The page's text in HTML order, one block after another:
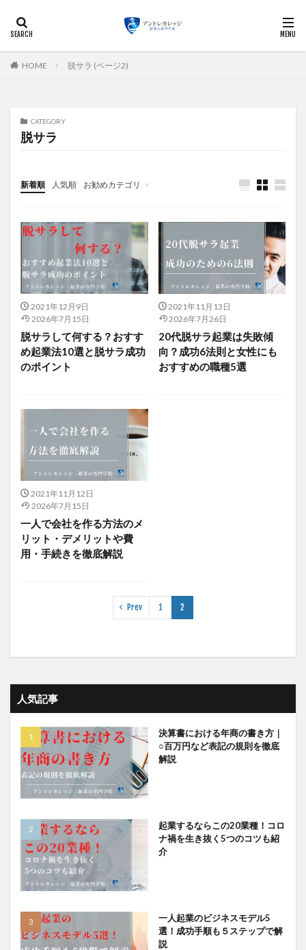
HOME 脱サラ (ページ2)
CATEGORY
脱サラ
新着順 人気順 お勧めカテゴリ
未分類
2021年12月9日
2026年7月15日
脱サラして何する？おすす
め起業法10選と脱サラ成功
のポイント
2021年11月13日
2026年7月26日
20代脱サラ起業は失敗傾
向？成功6法則と女性にも
おすすめの職種5選
2021年11月12日
2026年7月15日
一人で会社を作る方法のメ
リット・デメリットや費
用・手続きを徹底解説
Prev 1 2
人気記事
決算書における年商の書き方｜
○百万円など表記の規則を徹底
解説
起業するならこの20業種！コロ
ナ禍を生き抜く5つのコツも紹
介
一人起業のビジネスモデル5
選！成功手順も５ステップで解
説
マーケティング ビジネス